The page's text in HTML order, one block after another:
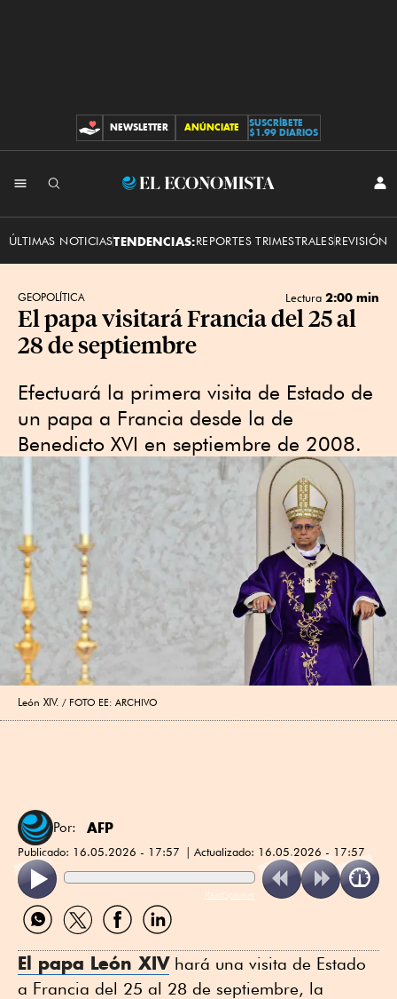
CONTRIBUCIONES
NEWSLETTER ANÚNCIATE
SUSCRÍBETE
$1.99 DIARIOS
El
ÚLTIMAS NOTICIASTENDENCIAS:REPORTES TRIMESTRALESREVISIÓN
GEOPOLÍTICA Lectura 2:00 min
El papa visitará Francia del 25 al
28 de septiembre
Efectuará la primera visita de Estado de
un papa a Francia desde la de
Benedicto XVI en septiembre de 2008.
León XIV. FOTO EE: ARCHIVO
Por: AFP
Publicado: 16.05.2026 - 17:57 Actualizado: 16.05.2026 - 17:57
ReadSpeaker
Compartir
por
Compartir
por
Compartir
por
Compartir
por
El papa León XIVhará una visita de Estado
a Francia del 25 al 28 de septiembre, la